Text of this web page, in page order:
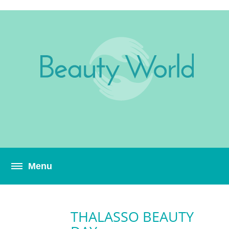
THALASSO BEAUTY